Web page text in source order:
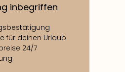
inbegriffen
für deinen Urlaub
24/7